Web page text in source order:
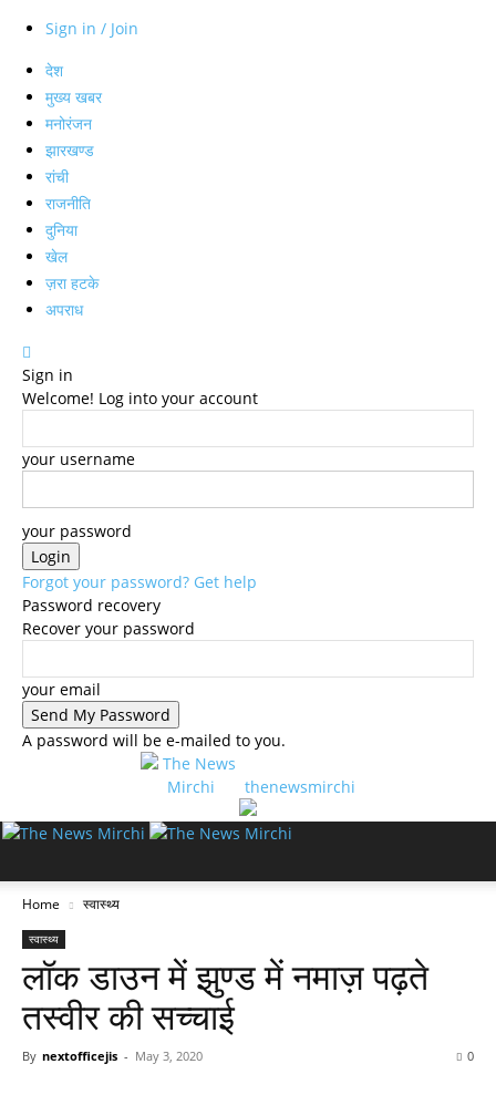
Sign in / Join
देश
मुख्य खबर
मनोरंजन
झारखण्ड
रांची
राजनीति
दुनिया
खेल
ज़रा हटके
अपराध
Sign in
Welcome! Log into your account
your username
your password
Forgot your password? Get help
Password recovery
Recover your password
your email
A password will be e-mailed to you.
thenewsmirchi
Home स्वास्थ्य
स्वास्थ्य
लॉक डाउन में झुण्ड में नमाज़ पढ़ते
तस्वीर की सच्चाई
By nextofficejis - May 3, 2020 0